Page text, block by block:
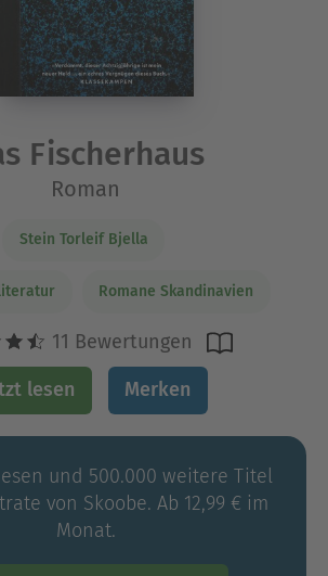
Fischerhaus
Roman
Stein Torleif Bjella
Romane Skandinavien
11 Bewertungen
lesen Merken
und 500.000 weitere Titel
von Skoobe. Ab 12,99 € im
Monat.